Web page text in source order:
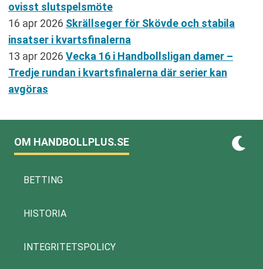
ovisst slutspelsmöte
16 apr 2026 Skrällseger för Skövde och stabila
insatser i kvartsfinalerna
13 apr 2026 Vecka 16 i Handbollsligan damer –
Tredje rundan i kvartsfinalerna där serier kan
avgöras
OM HANDBOLLPLUS.SE
BETTING
HISTORIA
INTEGRITETSPOLICY